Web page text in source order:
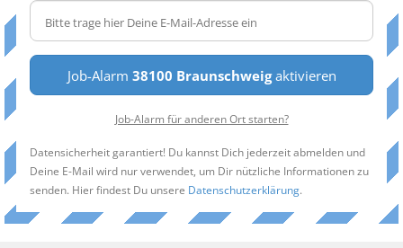
Job-Alarm 38100 Braunschweigaktivieren
Job-Alarm für anderen Ort starten?
Datensicherheit garantiert! Du kannst Dich jederzeit abmelden und
Deine E-Mail wird nur verwendet, um Dir nützliche Informationen zu
senden. Hier findest Du unsere Datenschutzerklärung.